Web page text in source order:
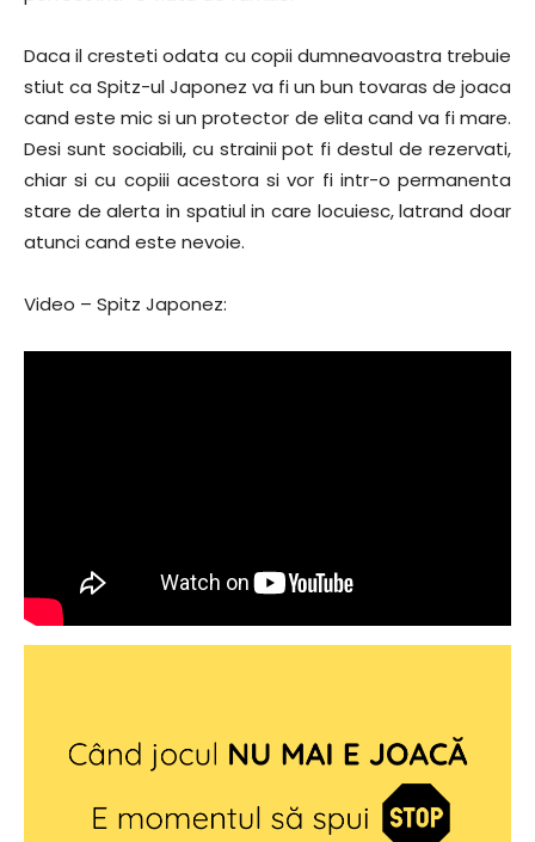
Daca il cresteti odata cu copii dumneavoastra trebuie
stiut ca Spitz-ul Japonez va fi un bun tovaras de joaca
cand este mic si un protector de elita cand va fi mare.
Desi sunt sociabili, cu strainii pot fi destul de rezervati,
chiar si cu copiii acestora si vor fi intr-o permanenta
stare de alerta in spatiul in care locuiesc, latrand doar
atunci cand este nevoie.
Video – Spitz Japonez: